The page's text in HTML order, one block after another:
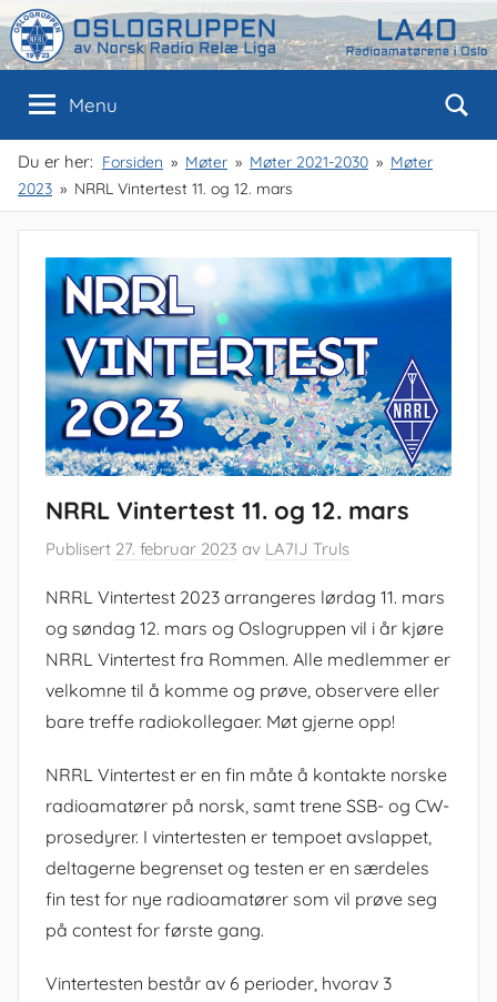
Skip
to
content
Oslogruppen
av
NRRL
Oslo
Menu
Du er her: Forsiden Møter Møter 2021-2030
Møter
2023
NRRL Vintertest 11. og 12. mars
NRRL Vintertest 11. og 12. mars
Publisert 27. februar 2023 av LA7IJ Truls
NRRL Vintertest 2023 arrangeres lørdag 11. mars
og søndag 12. mars og Oslogruppen vil i år kjøre
NRRL Vintertest fra Rommen. Alle medlemmer er
velkomne til å komme og prøve, observere eller
bare treffe radiokollegaer. Møt gjerne opp!
NRRL Vintertest er en fin måte å kontakte norske
radioamatører på norsk, samt trene SSB- og CW-
prosedyrer. I vintertesten er tempoet avslappet,
deltagerne begrenset og testen er en særdeles
fin test for nye radioamatører som vil prøve seg
på contest for første gang.
Vintertesten består av 6 perioder, hvorav 3